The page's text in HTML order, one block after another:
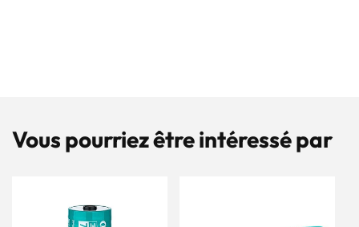
Vous pourriez être intéressé par